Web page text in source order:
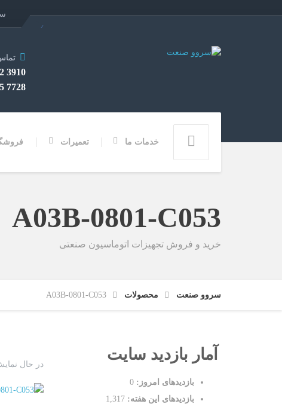
خدمات ما تعمیرات
3910 282 0912
7728 3355 028
A03B-0801-C053
خرید و فروش تجهیزات اتوماسیون صنعتی
سروو صنعت محصولات A03B-0801-C053
در حال
آمار بازدید سایت
بازدیدهای امروز: 0
بازدیدهای این هفته: 1,317